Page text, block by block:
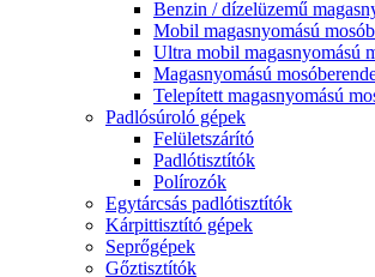
Benzin / dízelüzemű
Mobil magasnyomású
Ultra mobil magasnyomású
Magasnyomású
Telepített magasnyomású
Padlósúroló gépek
Felületszárító
Padlótisztítók
Polírozók
Egytárcsás padlótisztítók
Kárpittisztító gépek
Seprőgépek
Gőztisztítók